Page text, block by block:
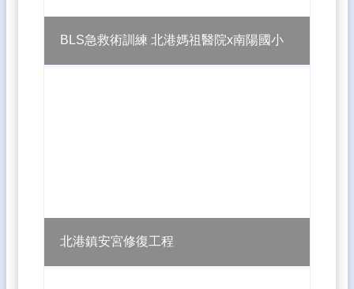
BLS急救術訓練 北港媽祖醫院x南陽國小
北港鎮安宮修復工程